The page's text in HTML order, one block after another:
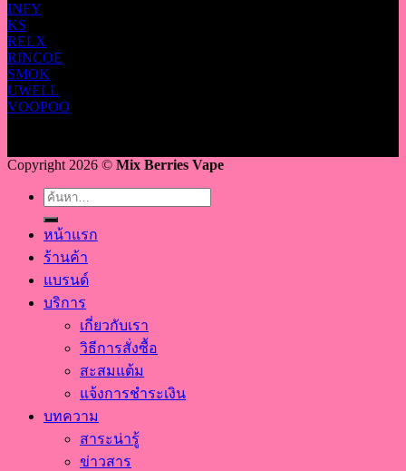
INFY
KS
RELX
RINCOE
SMOK
UWELL
VOOPOO
Copyright 2026 © Mix Berries Vape
ค้นหา:
หน้าแรก
ร้านค้า
แบรนด์
บริการ
เกี่ยวกับเรา
วิธีการสั่งซื้อ
สะสมแต้ม
แจ้งการชำระเงิน
บทความ
สาระน่ารู้
ข่าวสาร